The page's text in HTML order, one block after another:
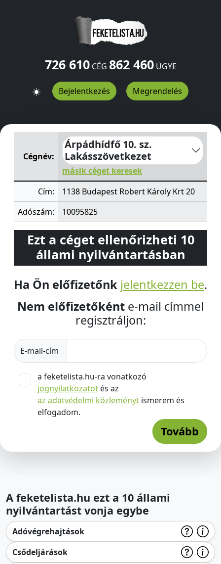
726 610CÉG 862 460ÜGYE
Bejelentkezés Megrendelés
Árpádhídfő 10. sz. LakásszövetkezetRobert Károly Krt
Cégnév:
Árpádhídfő 10. sz.
Lakásszövetkezet
másik céget keresek
Cím:
1138 Budapest Robert Károly Krt 20
Adószám:
10095825
Ezt a céget ellenőrizheti 10
állami nyilvántartásban
Ha Ön előfizetőnk jelentkezzen be.
Nem előfizetőként e-mail címmel
regisztráljon:
E-mail-cím
a feketelista.hu-ra vonatkozó
jognyilatkozatot és az
az adatvédelmi közleményt ismerem és
elfogadom.
Tovább
A feketelista.hu ezt a 10 állami
nyilvántartást vonja egybe
Adóvégrehajtások
Csődeljárások